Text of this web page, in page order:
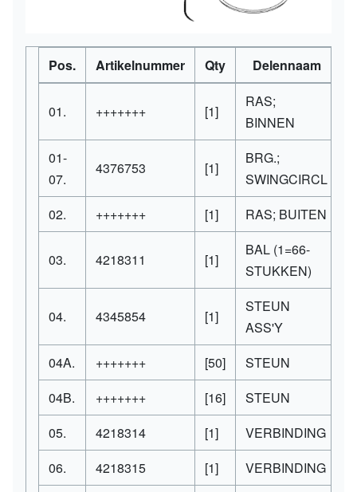
Pos. Artikelnummer Qty Delennaam
01. +++++++ [1]
RAS;
BINNEN
01-
07.
4376753 [1]
BRG.;
SWINGCIRCL
02.
+++++++ [1] RAS; BUITEN
03. 4218311 [1]
BAL (1=66-
STUKKEN)
04. 4345854 [1]
STEUN
ASS'Y
04A.
+++++++ [50]
STEUN
04B.
+++++++ [16]
STEUN
05.
4218314 [1]
VERBINDING
06.
4218315 [1] VERBINDING